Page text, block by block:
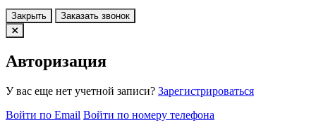
Закрыть Заказать звонок
Авторизация
У вас еще нет учетной записи? Зарегистрироваться
Войти по Email Войти по номеру телефона